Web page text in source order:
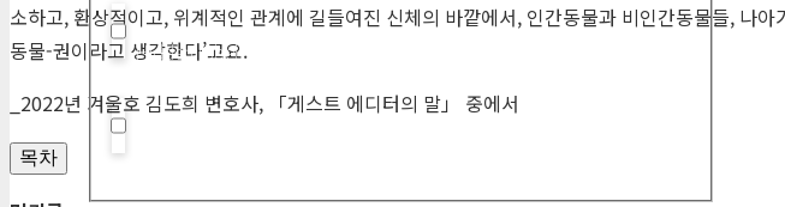
Hidden label
소하고, 환상적이고, 위계적인 관계에 길들여진 신체의 바깥에서, 인간동물과 비인간동물들, 나
동물-권이라고 생각한다’고요.
_2022년 겨울호 김도희 변호사, 「게스트 에디터의 말」 중에서
목차